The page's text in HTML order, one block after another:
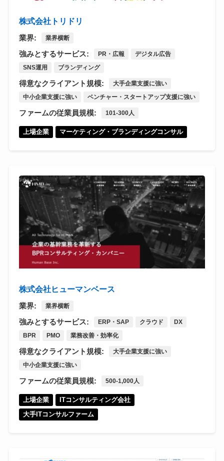
株式会社トリドリ
業界: 業界横断
強みとするサービス: PR・広報 デジタル広告
SNS運用 ブランディング
得意なクライアント規模: 大手企業支援に強い
中小企業支援に強い ベンチャー・スタートアップ支援に強い
ファームの従業員規模: 101-300人
上場企業 マーケティング・ブランディングコンサル
株式会社ヒューマンベース
業界: 業界横断
強みとするサービス: ERP・SAP クラウド DX
BPR PMO 業務改善・効率化
得意なクライアント規模: 大手企業支援に強い
中小企業支援に強い
ファームの従業員規模: 500-1,000人
上場企業
ITコンサルティング会社
大手ITコンサルファーム